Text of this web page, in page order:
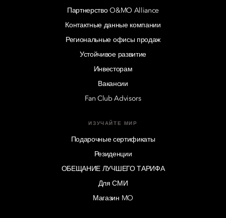
Партнерство O&MO Alliance
Контактные данные компании
Региональные офисы продаж
Устойчивое развитие
Инвесторам
Вакансии
Fan Club Advisors
ИЗУЧАЙТЕ МИР
Подарочные сертификаты
Резиденции
ОБЕЩАНИЕ ЛУЧШЕГО ТАРИФА
Для СМИ
Магазин MO